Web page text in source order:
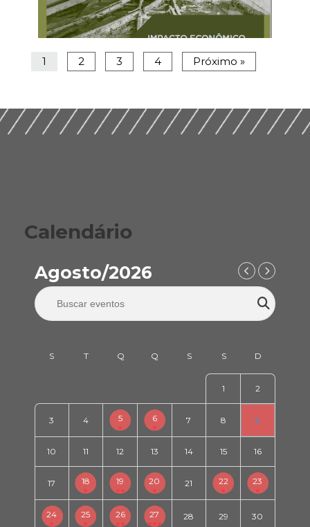
Seminário BNDES – Novo Ciclo de Investimentos em
Infraestrutura e a Transparência na Construção Civil
Distribuição de Riscos na Concessões Rodoviárias (2018)
Impacto Econômico e Social da Paralisação das Obras
Públicas (2018)
1 2 3 4 Próximo »
Calendário
Agosto/2026
1 2
3 4 5 6 7 8 9
10 11 12 13 14 15 16
17 18 19 20 21 22 23
24 25 26 27 28 29 30